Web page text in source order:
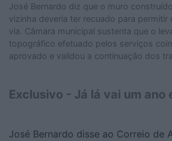
José Bernardo diz que o muro
vizinha deveria ter recuado para permitir
via. Câmara municipal sustenta que o
topográfico efetuado pelos serviços
aprovado e validou a continuação dos
Exclusivo - Já lá vai um ano
José Bernardo disse ao Correio de